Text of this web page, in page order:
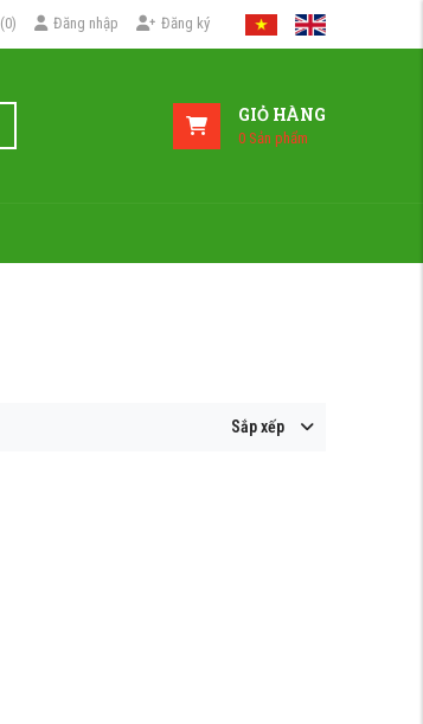
Đăng nhập Đăng ký
(0)
GIỎ HÀNG
0 Sản phẩm
Sắp xếp